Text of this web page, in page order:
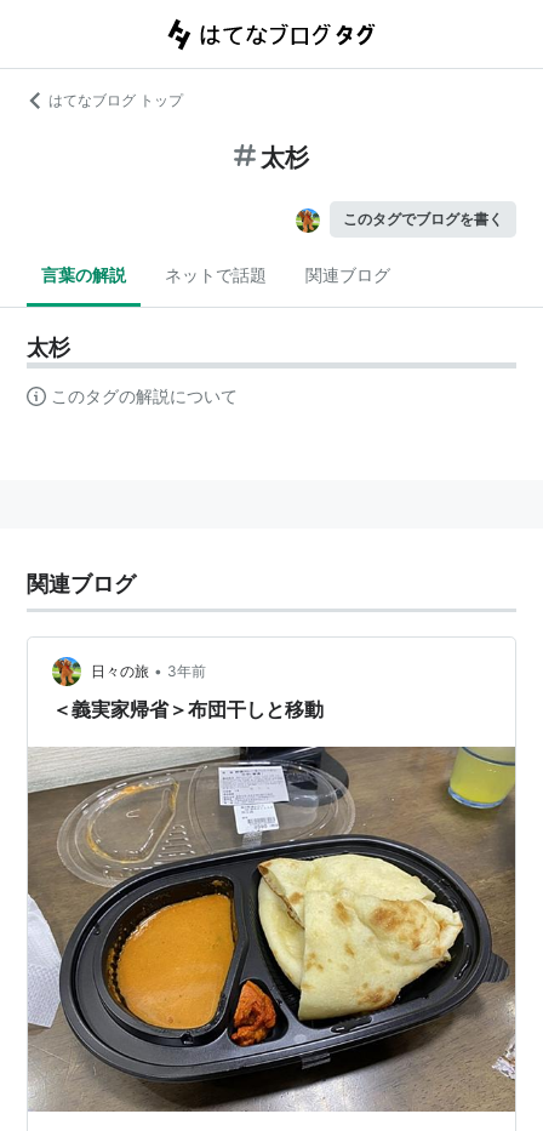
はてなブログ トップ
太杉
このタグでブログを書く
言葉の解説 ネットで話題 関連ブログ
太杉
このタグの解説について
関連ブログ
日々の旅 • 3年前
＜義実家帰省＞布団干しと移動